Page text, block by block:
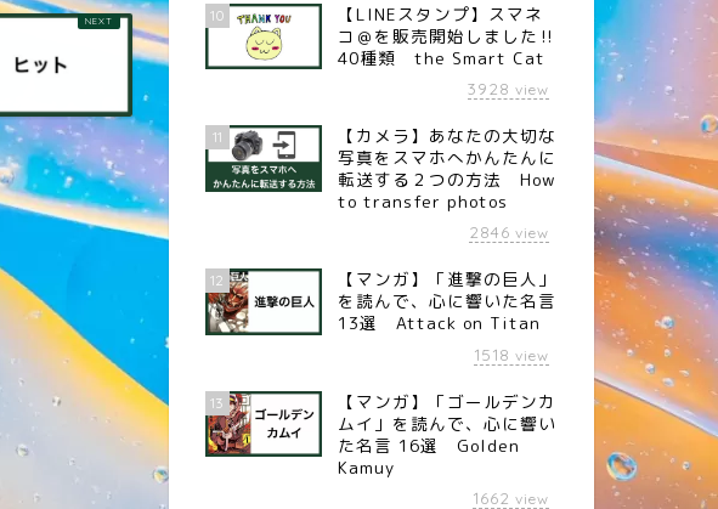
10
【LINEスタンプ】スマネ
コ＠を販売開始しました‼︎
40種類 the Smart Cat
3928 view
11
【カメラ】あなたの大切な
写真をスマホへかんたんに
転送する２つの方法 How
to transfer photos
2846 view
12
【マンガ】「進撃の巨人」
を読んで、心に響いた名言
13選 Attack on Titan
1518 view
13
【マンガ】「ゴールデンカ
ムイ」を読んで、心に響い
た名言 16選 Golden
Kamuy
1662 view